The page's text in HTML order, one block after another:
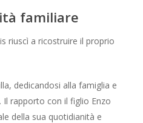
familiare
riuscì a ricostruire il proprio
dedicandosi alla famiglia e
rapporto con il figlio Enzo
della sua quotidianità e